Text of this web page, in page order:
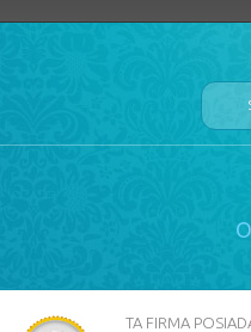
TA FIRMA